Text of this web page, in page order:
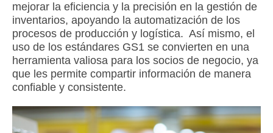
mejorar la eficiencia y la precisión en la gestión de
inventarios, apoyando la automatización de los
procesos de producción y logística. Así mismo, el
uso de los estándares GS1 se convierten en una
herramienta valiosa para los socios de negocio, ya
que les permite compartir información de manera
confiable y consistente.